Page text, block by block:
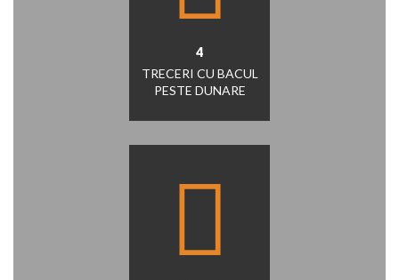
4
TRECERI CU BACUL
PESTE DUNARE